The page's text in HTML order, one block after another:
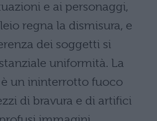
e ai personaggi,
regna la dismisura, e
dei soggetti si
uniformità. La
un ininterrotto fuoco
di bravura e di artifici